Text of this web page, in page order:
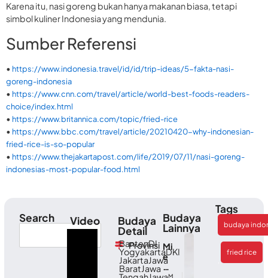
Karena itu, nasi goreng bukan hanya makanan biasa, tetapi
simbol kuliner Indonesia yang mendunia.
Sumber Referensi
• https://www.indonesia.travel/id/id/trip-ideas/5-fakta-nasi-
goreng-indonesia
• https://www.cnn.com/travel/article/world-best-foods-readers-
choice/index.html
• https://www.britannica.com/topic/fried-rice
• https://www.bbc.com/travel/article/20210420-why-indonesian-
fried-rice-is-so-popular
• https://www.thejakartapost.com/life/2019/07/11/nasi-goreng-
indonesias-most-popular-food.html
Search Video Budaya
Detail
Provinsi
BantenDI
YogyakartaDKI
JakartaJawa
BaratJawa
Budaya
Lainnya
Mi
e
Kh
M
Tags
budaya
,
fried rice